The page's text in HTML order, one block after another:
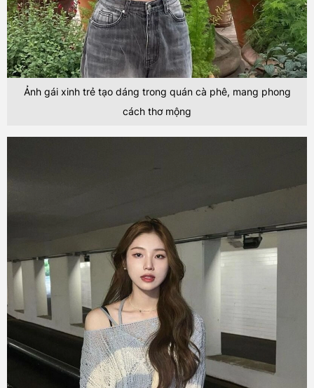
Ảnh gái xinh trẻ tạo dáng trong quán cà phê, mang phong
cách thơ mộng